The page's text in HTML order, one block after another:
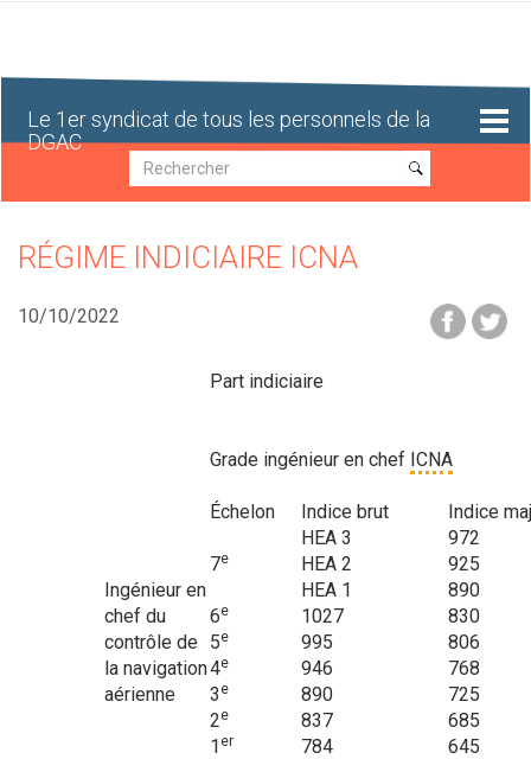
Le 1er syndicat de tous les personnels de la
DGAC
Recherche
Recherche
RÉGIME INDICIAIRE ICNA
10/10/2022
Part indiciaire
Grade ingénieur en chef ICNA
Échelon Indice brut Indice
Ingénieur en
chef du
contrôle de
la navigation
aérienne
7e
HEA 3
972
HEA 2
925
HEA 1
890
6e 1027
830
5e 995
806
4e 946
768
3 e 890
725
2e 837
685
1 er 784 645